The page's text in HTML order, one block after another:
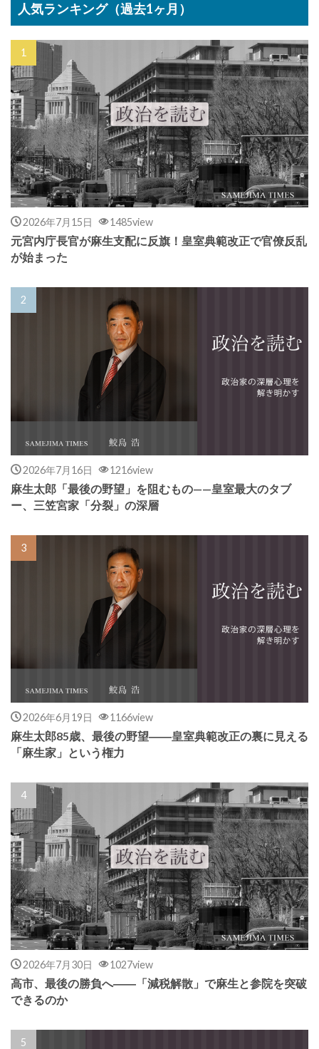
人気ランキング（過去1ヶ月）
2026年7月15日 1485view
元宮内庁長官が麻生支配に反旗！皇室典範改正で官僚反乱
が始まった
2026年7月16日 1216view
麻生太郎「最後の野望」を阻むもの——皇室最大のタブ
ー、三笠宮家「分裂」の深層
2026年6月19日 1166view
麻生太郎85歳、最後の野望――皇室典範改正の裏に見える
「麻生家」という権力
2026年7月30日 1027view
高市、最後の勝負へ――「減税解散」で麻生と参院を突破
できるのか